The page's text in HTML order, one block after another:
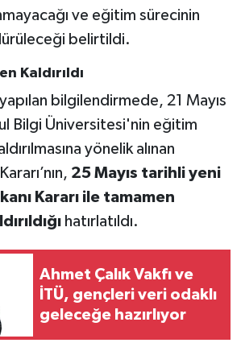
ve eğitim sürecinin
belirtildi.
Kaldırıldı
bilgilendirmede, 21 Mayıs
Bilgi Üniversitesi'nin eğitim
yönelik alınan
25 Mayıs tarihli yeni
Kararı ile tamamen
hatırlatıldı.
Ahmet Çalık Vakfı ve
İTÜ, gençleri veri odaklı
geleceğe hazırlıyor